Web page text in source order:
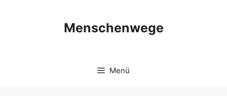
Menschenwege
Menü